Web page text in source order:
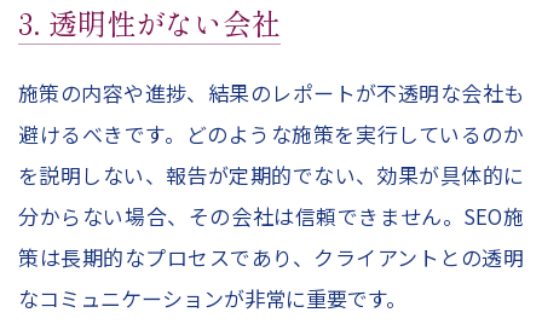
3. 透明性がない会社
施策の内容や進捗、結果のレポートが不透明な会社も
避けるべきです。どのような施策を実行しているのか
を説明しない、報告が定期的でない、効果が具体的に
分からない場合、その会社は信頼できません。SEO施
策は長期的なプロセスであり、クライアントとの透明
なコミュニケーションが非常に重要です。